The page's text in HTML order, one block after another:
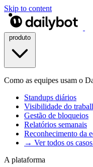
Skip to content
Como as equipes usam o
Standups diários
Visibilidade do
Gestão de bloqueios
Relatórios semanais
Reconhecimento da
→ Ver todos os
A plataforma